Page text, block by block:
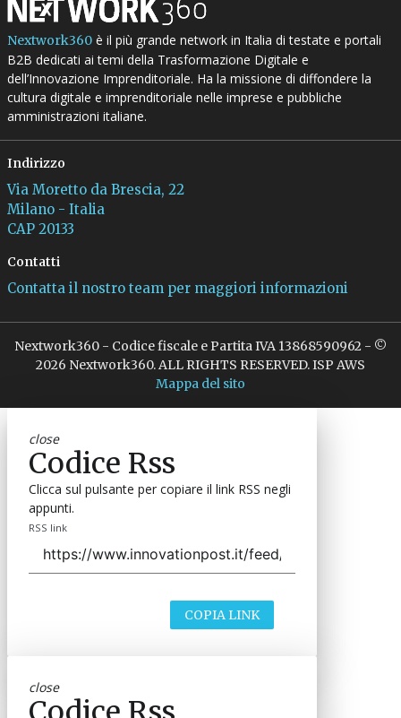
Nextwork360è il più grande network in Italia di testate e portali
B2B dedicati ai temi della Trasformazione Digitale e
dell’Innovazione Imprenditoriale. Ha la missione di diffondere la
cultura digitale e imprenditoriale nelle imprese e pubbliche
amministrazioni italiane.
Indirizzo
Via Moretto da Brescia, 22
Milano - Italia
CAP 20133
Contatti
Contatta il nostro team per maggiori informazioni
Nextwork360 - Codice fiscale e Partita IVA 13868590962 - ©
2026 Nextwork360. ALL RIGHTS RESERVED. ISP AWS
Mappa del sito
close
Codice Rss
Clicca sul pulsante per copiare il link RSS negli
appunti.
RSS link
COPIA LINK
close